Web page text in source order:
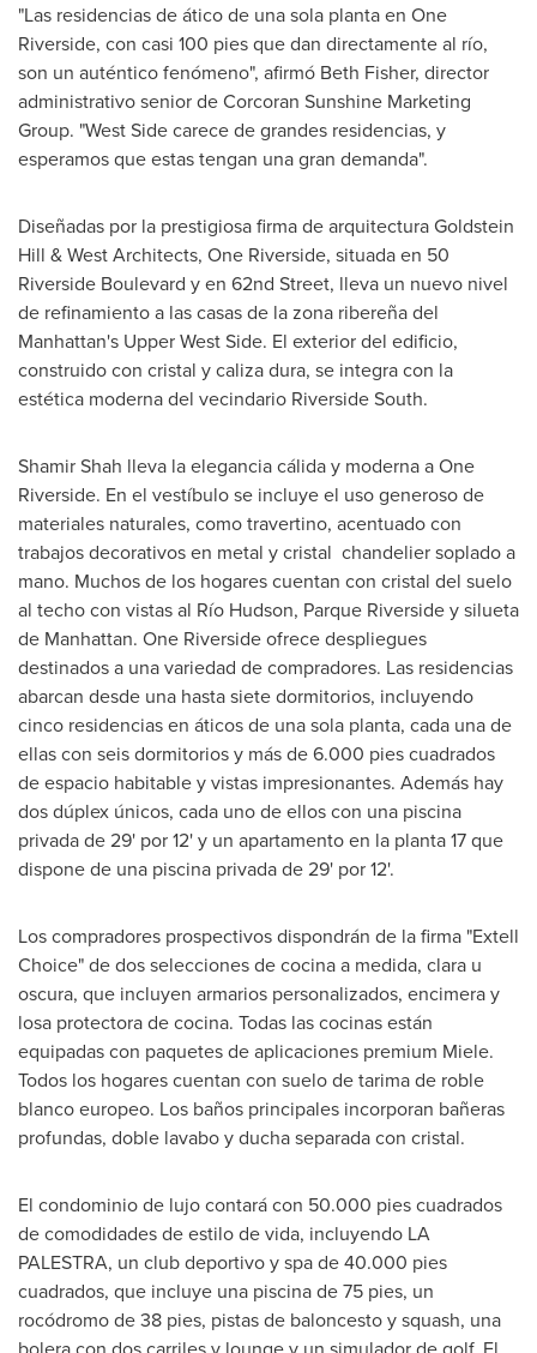
"Las residencias de ático de una sola planta en One
Riverside, con casi 100 pies que dan directamente al río,
son un auténtico fenómeno", afirmó Beth Fisher, director
administrativo senior de Corcoran Sunshine Marketing
Group. "West Side carece de grandes residencias, y
esperamos que estas tengan una gran demanda".
Diseñadas por la prestigiosa firma de arquitecturaGoldstein
Hill & West Architects, One Riverside, situada en 50
Riverside Boulevard y en 62nd Street, lleva un nuevo nivel
de refinamiento a las casas de la zona ribereña del
Manhattan's Upper West Side. El exterior del edificio,
construido con cristal y caliza dura, se integra con la
estética moderna del vecindario Riverside South.
Shamir Shah lleva la elegancia cálida y moderna a One
Riverside. En el vestíbulo se incluye el uso generoso de
materiales naturales, como travertino, acentuado con
trabajos decorativos en metal y cristal chandelier soplado a
mano. Muchos de los hogares cuentan con cristal del suelo
al techo con vistas al Río Hudson, Parque Riverside y silueta
de Manhattan. One Riverside ofrece despliegues
destinados a una variedad de compradores. Las residencias
abarcan desde una hasta siete dormitorios, incluyendo
cinco residencias en áticos de una sola planta, cada una de
ellas con seis dormitorios y más de 6.000 pies cuadrados
de espacio habitable y vistas impresionantes. Además hay
dos dúplex únicos, cada uno de ellos con una piscina
privada de 29' por 12' y un apartamento en la planta 17 que
dispone de una piscina privada de 29' por 12'.
Los compradores prospectivos dispondrán de la firma "Extell
Choice" de dos selecciones de cocina a medida, clara u
oscura, que incluyen armarios personalizados, encimera y
losa protectora de cocina. Todas las cocinas están
equipadas con paquetes de aplicaciones premium Miele.
Todos los hogares cuentan con suelo de tarima de roble
blanco europeo. Los baños principales incorporan bañeras
profundas, doble lavabo y ducha separada con cristal.
El condominio de lujo contará con 50.000 pies cuadrados
de comodidades de estilo de vida, incluyendo LA
PALESTRA, un club deportivo y spa de 40.000 pies
cuadrados, que incluye una piscina de 75 pies, un
rocódromo de 38 pies, pistas de baloncesto y squash, una